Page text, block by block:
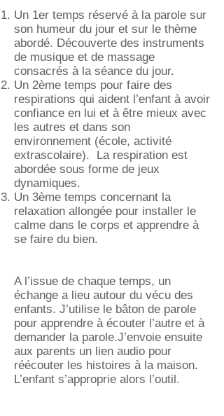
Un 1er temps réservé à la parole sur
son humeur du jour et sur le thème
abordé. Découverte des instruments
de musique et de massage
consacrés à la séance du jour.
Un 2ème temps pour faire des
respirations qui aident l’enfant à avoir
confiance en lui et à être mieux avec
les autres et dans son
environnement (école, activité
extrascolaire). La respiration est
abordée sous forme de jeux
dynamiques.
Un 3ème temps concernant la
relaxation allongée pour installer le
calme dans le corps et apprendre à
se faire du bien.
A l’issue de chaque temps, un
échange a lieu autour du vécu des
enfants. J’utilise le bâton de parole
pour apprendre à écouter l’autre et à
demander la parole.J’envoie ensuite
aux parents un lien audio pour
réécouter les histoires à la maison.
L’enfant s’approprie alors l’outil.